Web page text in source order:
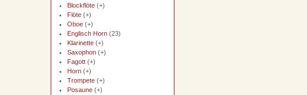
Blockflöte (+)
Flöte (+)
Oboe (+)
Englisch Horn (23)
Klarinette (+)
Saxophon (+)
Fagott (+)
Horn (+)
Trompete (+)
Posaune (+)